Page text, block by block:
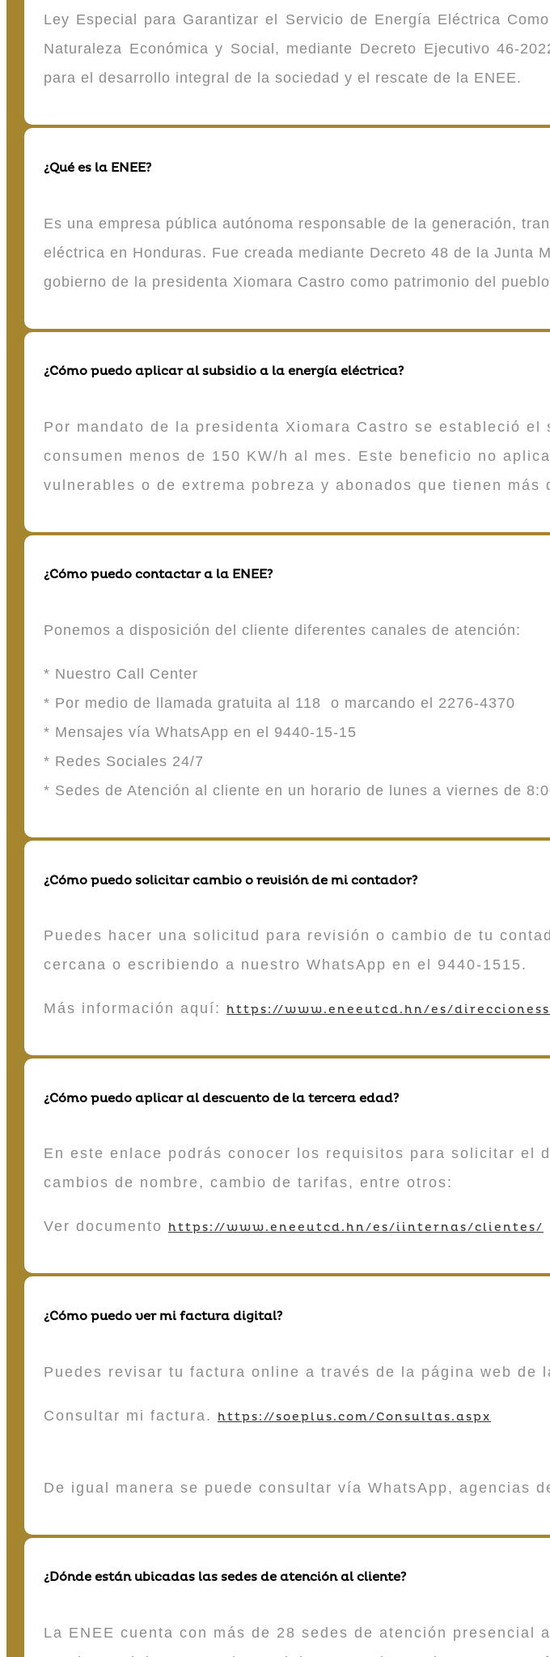
Ley Especial para Garantizar el Servicio de Energía Eléctrica
Naturaleza Económica y Social, mediante Decreto Ejecutivo 46-
para el desarrollo integral de la sociedad y el rescate de la ENEE.
¿Qué es la ENEE?
Es una empresa pública autónoma responsable de la generación,
eléctrica en Honduras. Fue creada mediante Decreto 48 de la Junta
gobierno de la presidenta Xiomara Castro como patrimonio del
¿Cómo puedo aplicar al subsidio a la energía eléctrica?
Por mandato de la presidenta Xiomara Castro se estableció
consumen menos de 150 KW/h al mes. Este beneficio no
vulnerables o de extrema pobreza y abonados que tienen más
¿Cómo puedo contactar a la ENEE?
Ponemos a disposición del cliente diferentes canales de atención:
* Nuestro Call Center
* Por medio de llamada gratuita al 118 o marcando el 2276-4370
* Mensajes vía WhatsApp en el 9440-15-15
* Redes Sociales 24/7
* Sedes de Atención al cliente en un horario de lunes a viernes de
¿Cómo puedo solicitar cambio o revisión de mi contador?
Puedes hacer una solicitud para revisión o cambio de tu
cercana o escribiendo a nuestro WhatsApp en el 9440-1515.
Más información aquí: https://www.eneeutcd.hn/es/
¿Cómo puedo aplicar al descuento de la tercera edad?
En este enlace podrás conocer los requisitos para solicitar el
cambios de nombre, cambio de tarifas, entre otros:
Ver documento https://www.eneeutcd.hn/es/iinternas/clientes/
¿Cómo puedo ver mi factura digital?
Puedes revisar tu factura online a través de la página web de
Consultar mi factura. https://soeplus.com/Consultas.aspx
De igual manera se puede consultar vía WhatsApp, agencias
¿Dónde están ubicadas las sedes de atención al cliente?
La ENEE cuenta con más de 28 sedes de atención